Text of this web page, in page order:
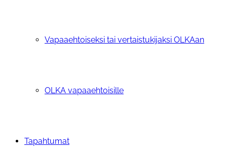
Vapaaehtoiseksi tai vertaistukijaksi OLKAan
OLKA vapaaehtoisille
Tapahtumat